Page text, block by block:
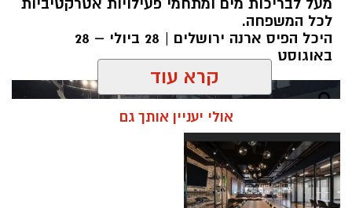
מעל לבריכות מים ומתחמי פעילויות אטרקטיביות
לכל המשפחה.
היכל הפיס ארנה ירושלים | 28 ביולי – 28
באוגוסט
קרא עוד
אולי יעניין אותך גם